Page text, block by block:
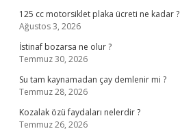
125 cc motorsiklet plaka ücreti ne kadar ?
Ağustos 3, 2026
İstinaf bozarsa ne olur ?
Temmuz 30, 2026
Su tam kaynamadan çay demlenir mi ?
Temmuz 28, 2026
Kozalak özü faydaları nelerdir ?
Temmuz 26, 2026